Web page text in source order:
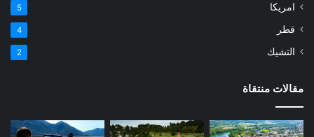
امريكا 5
قطر 4
التشيك 2
مقالات منتقاة